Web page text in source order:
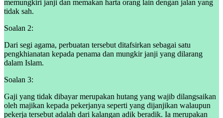
memungkiri janji dan memakan harta orang lain dengan jalan yang
tidak sah.
Soalan 2:
Dari segi agama, perbuatan tersebut ditafsirkan sebagai satu
pengkhianatan kepada penama dan mungkir janji yang dilarang
dalam Islam.
Soalan 3:
Gaji yang tidak dibayar merupakan hutang yang wajib dilangsaikan
oleh majikan kepada pekerjanya seperti yang dijanjikan walaupun
pekerja tersebut adalah dari kalangan adik beradik. Ia merupakan